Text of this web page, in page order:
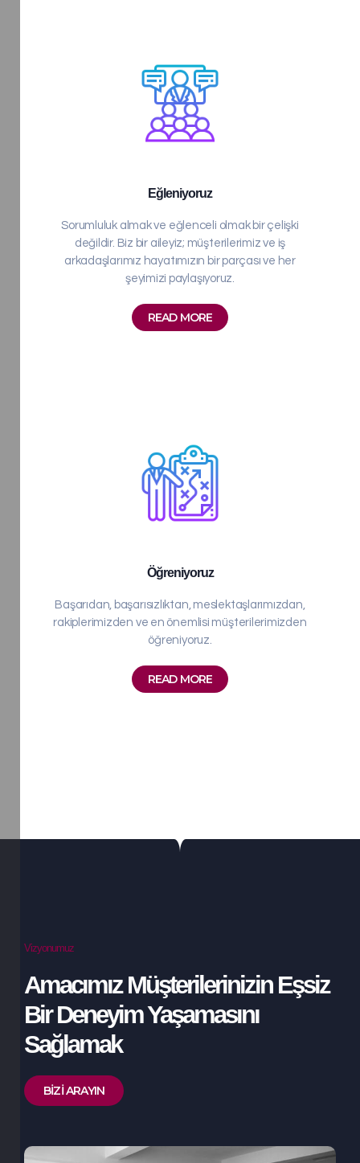
Eğleniyoruz
Sorumluluk almak ve eğlenceli olmak bir çelişki
değildir. Biz bir aileyiz; müşterilerimiz ve iş
arkadaşlarımız hayatımızın bir parçası ve her
şeyimizi paylaşıyoruz.
READ MORE
Öğreniyoruz
Başarıdan, başarısızlıktan, meslektaşlarımızdan,
rakiplerimizden ve en önemlisi müşterilerimizden
öğreniyoruz.
READ MORE
Vizyonumuz
Amacımız Müşterilerinizin Eşsiz
Bir Deneyim Yaşamasını
Sağlamak
BİZİ ARAYIN